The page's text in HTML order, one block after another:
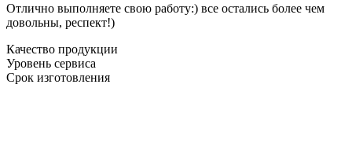
Отлично выполняете свою работу:) все остались более чем
довольны, респект!)
Качество продукции
Уровень сервиса
Срок изготовления